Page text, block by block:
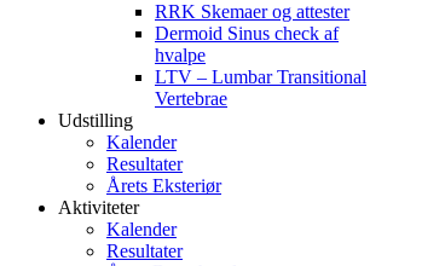
RRK Skemaer og attester
Dermoid Sinus check af
hvalpe
LTV – Lumbar Transitional
Vertebrae
Udstilling
Kalender
Resultater
Årets Eksteriør
Aktiviteter
Kalender
Resultater